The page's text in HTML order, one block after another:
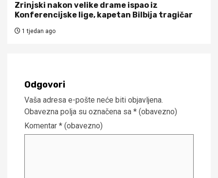
Zrinjski nakon velike drame ispao iz
Konferencijske lige, kapetan Bilbija tragičar
1 tjedan ago
Odgovori
Vaša adresa e-pošte neće biti objavljena.
Obavezna polja su označena sa * (obavezno)
Komentar * (obavezno)